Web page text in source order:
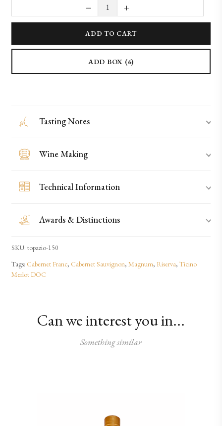
2019 Topazio (150cl) quantity
− +
ADD TO CART
ADD BOX (6)
Tasting Notes
Wine Making
Technical Information
Awards & Distinctions
SKU: topazio-150
Tags: Cabernet Franc, Cabernet Sauvignon, Magnum, Riserva, Ticino
Merlot DOC
Can we interest you in...
Something similar